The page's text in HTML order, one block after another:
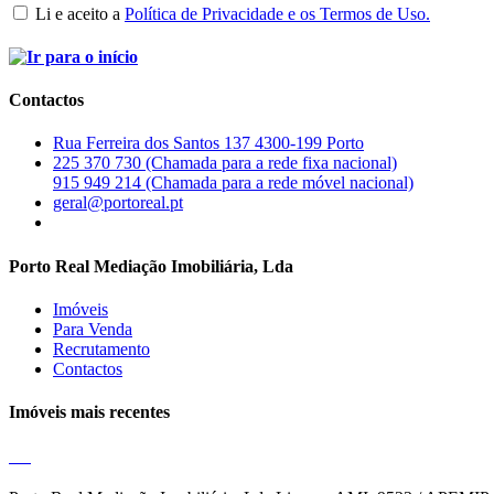
Li e aceito a Política de Privacidade e os Termos de Uso.
Contactos
Rua Ferreira dos Santos 137 4300-199 Porto
225 370 730 (Chamada para a rede fixa nacional)
915 949 214 (Chamada para a rede móvel nacional)
geral@portoreal.pt
Porto Real Mediação Imobiliária, Lda
Imóveis
Para Venda
Recrutamento
Contactos
Imóveis mais recentes